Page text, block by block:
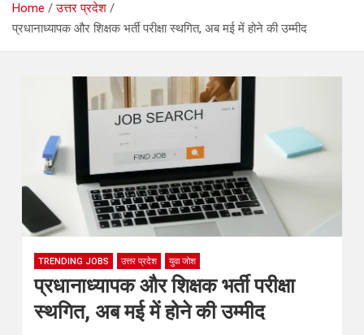
Home
उत्तर प्रदेश
प्रधानाध्यापक और शिक्षक भर्ती परीक्षा स्थगित, अब मई में होने की उम्मीद
TRENDING JOBS उत्तर प्रदेश युवा जोश
प्रधानाध्यापक और शिक्षक भर्ती परीक्षा
स्थगित, अब मई में होने की उम्मीद